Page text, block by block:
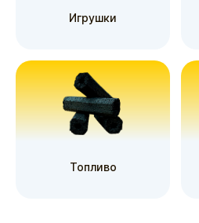
Игрушки
Топливо